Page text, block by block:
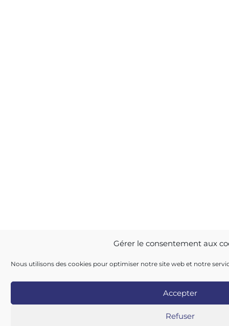
Gérer le consentement aux
Nous utilisons des cookies pour optimiser notre site web et notre
Accepter
Refuser